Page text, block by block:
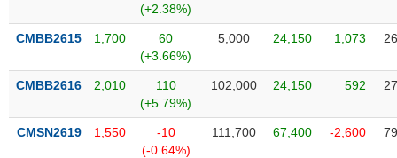
(+2.38%)
CMBB2615 1,700
60
(+3.66%)
5,000 24,150 1,073
CMBB2616 2,010
110
(+5.79%)
102,000 24,150 592
CMSN2619 1,550
-10
(-0.64%)
111,700 67,400 -2,600
CÔNG